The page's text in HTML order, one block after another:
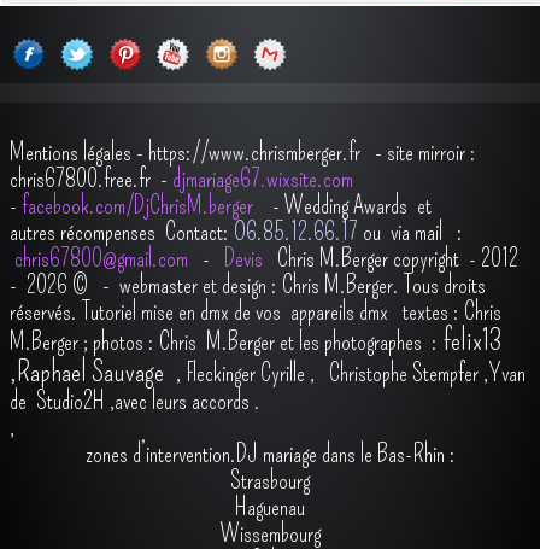
Mentions légales - https://www.chrismberger.fr - site mirroir :
chris67800.free.fr - djmariage67.wixsite.com
- facebook.com/DjChrisM.berger - Wedding Awards et
autres récompenses Contact: O6.85.12.66.17 ou via mail :
chris67800@gmail.com - Devis Chris M.Berger copyright - 2012
- 2026 © - webmaster et design : Chris M.Berger. Tous droits
réservés. Tutoriel mise en dmx de vos appareils dmx textes : Chris
M.Berger ; photos : Chris M.Berger et les photographes : felix13
,Raphael Sauvage , Fleckinger Cyrille , Christophe Stempfer ,Yvan
de Studio2H ,avec leurs accords .
,
zones d’intervention.DJ mariage dans le Bas-Rhin :
Strasbourg
Haguenau
Wissembourg